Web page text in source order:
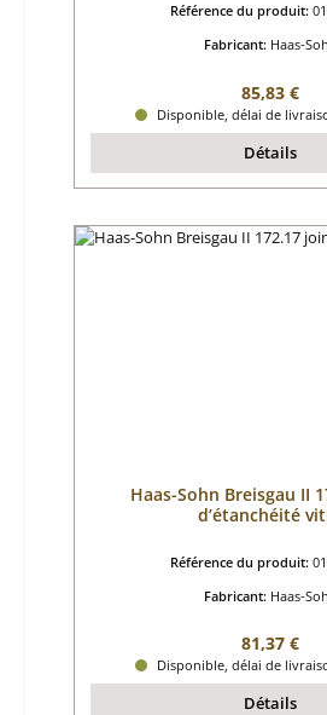
Référence du produit:
Fabricant: Haas-
Prix
85,83 €
Disponible, délai de
Détails
Haas-Sohn Breisgau II
d’étanchéité
Référence du produit:
Fabricant: Haas-
Prix
81,37 €
Disponible, délai de
Détails